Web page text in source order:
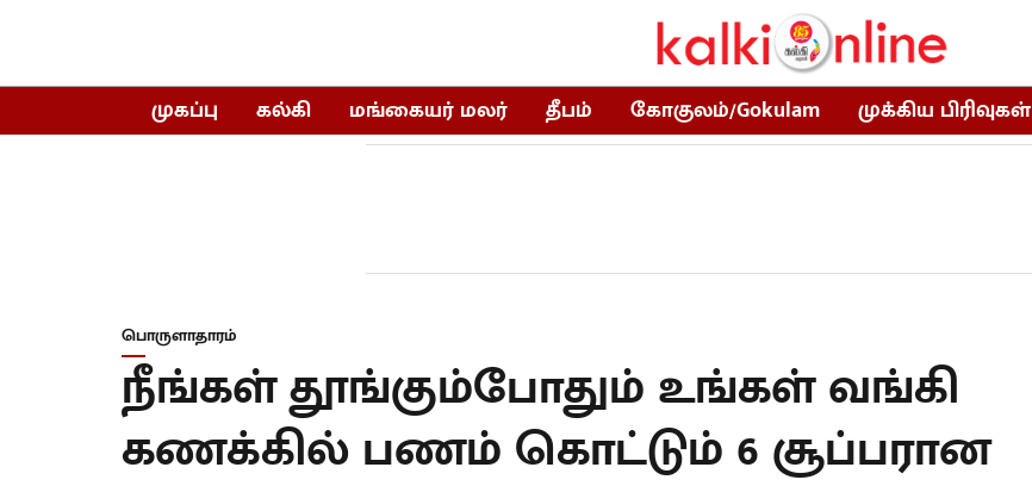
முகப்பு கல்கி மங்கையர் மலர் தீபம் கோகுலம்/Gokulam முக்கிய பிரிவுகள்
பொருளாதாரம்
நீங்கள் தூங்கும்போதும் உங்கள் வங்கி
கணக்கில் பணம் கொட்டும் 6 சூப்பரான